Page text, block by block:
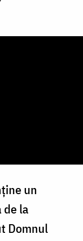
un
de la
Domnul